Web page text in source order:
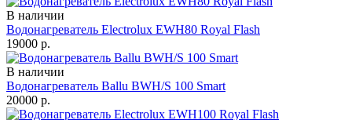
В наличии
Водонагреватель Electrolux EWH80 Royal Flash
19000 р.
В наличии
Водонагреватель Ballu BWH/S 100 Smart
20000 р.